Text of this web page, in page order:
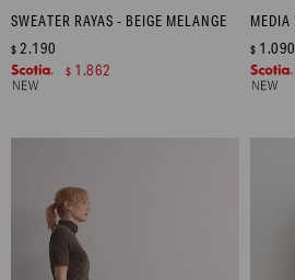
SWEATER RAYAS - BEIGE MELANGE
$ 2.190
$ 1.862
$ 1.090